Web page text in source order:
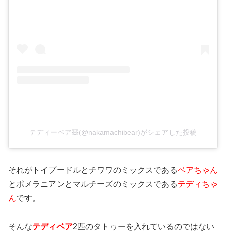
テディーベア🧸(@nakamachibear)がシェアした投稿
それがトイプードルとチワワのミックスであるベアちゃん
とポメラニアンとマルチーズのミックスであるテディちゃ
んです。
そんなテディベア2匹のタトゥーを入れているのではない